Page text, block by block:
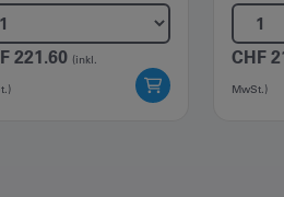
221.60 (inkl. CHF
MwSt.)